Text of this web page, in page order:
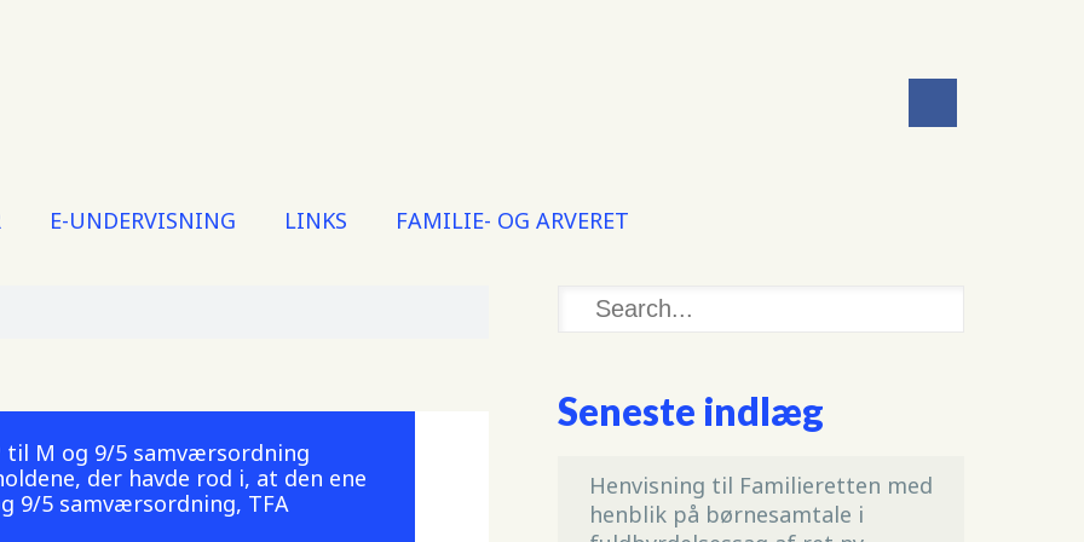
E-UNDERVISNING LINKS FAMILIE- OG ARVERET
M og 9/5 samværsordning
der havde rod i, at den ene
9/5 samværsordning, TFA
Seneste indlæg
Henvisning til Familieretten med
henblik på børnesamtale i